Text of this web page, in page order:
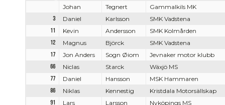
Johan Tegnert
Gammalkils MK
3
Daniel Karlsson
SMK Vadstena
11
Kevin Andersson
SMK Kolmården
12
Magnus Björck
SMK Vadstena
17
Jon Anders Sogn Øiom
Jevnaker motor klubb
66
Niclas Starck
Wäxjö MS
77
Daniel Hansson
MSK Hammaren
86
Niklas Kennestig
Kristdala Motorsällskap
91
Lars Larsson Nyköpings MS